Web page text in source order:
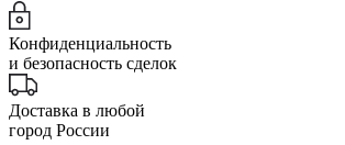
Конфиденциальность
и безопасность сделок
Доставка в любой
город России